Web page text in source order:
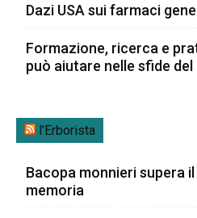
Dazi USA sui farmaci
Formazione, ricerca e
può aiutare nelle sfide
l’Erborista
Bacopa monnieri supera
memoria